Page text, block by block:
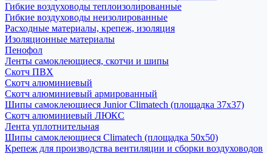
Гибкие воздуховоды теплоизолированные
Гибкие воздуховоды неизолированные
Расходные материалы, крепеж, изоляция
Изоляционные материалы
Пенофол
Ленты самоклеющиеся, скотчи и шипы
Скотч ПВХ
Скотч алюминиевый
Скотч алюминиевый армированный
Шипы самоклеющиеся Junior Climatech (площадка 37х37)
Скотч алюминиевый ЛЮКС
Лента уплотнительная
Шипы самоклеющиеся Climatech (площадка 50х50)
Крепеж для производства вентиляции и сборки воздуховодов